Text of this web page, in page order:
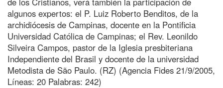
algunos expertos: el P. Luiz Roberto Benditos, de la
archidiócesis de Campinas, docente en la Pontificia
Universidad Católica de Campinas; el Rev. Leonildo
Silveira Campos, pastor de la Iglesia presbiteriana
Independiente del Brasil y docente de la universidad
Metodista de São Paulo. (RZ) (Agencia Fides 21/9/2005,
Líneas: 20 Palabras: 242)